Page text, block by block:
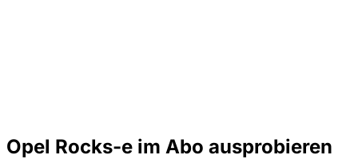
Opel Rocks-e im Abo ausprobieren